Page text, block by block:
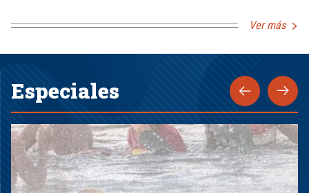
Ver más
Especiales